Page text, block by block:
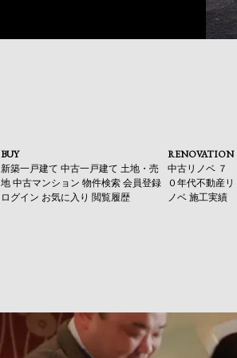
BUY
新築一戸建て 中古一戸建て 土地・売
地 中古マンション 物件検索 会員登録
ログイン お気に入り 閲覧履歴
RENOVATION
中古リノベ ７
０年代不動産リ
ノベ 施工実績